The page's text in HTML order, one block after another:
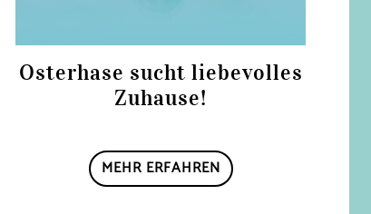
Osterhase sucht liebevolles
Zuhause!
MEHR ERFAHREN